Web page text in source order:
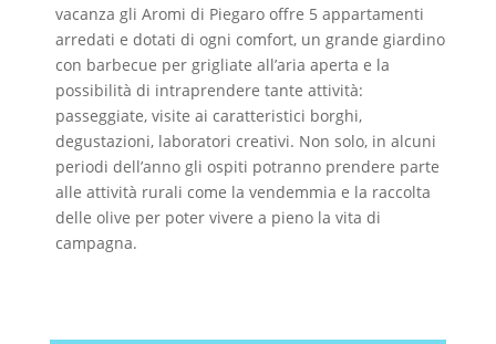
vacanza gli Aromi di Piegaro offre 5 appartamenti
arredati e dotati di ogni comfort, un grande giardino
con barbecue per grigliate all’aria aperta e la
possibilità di intraprendere tante attività:
passeggiate, visite ai caratteristici borghi,
degustazioni, laboratori creativi. Non solo, in alcuni
periodi dell’anno gli ospiti potranno prendere parte
alle attività rurali come la vendemmia e la raccolta
delle olive per poter vivere a pieno la vita di
campagna.